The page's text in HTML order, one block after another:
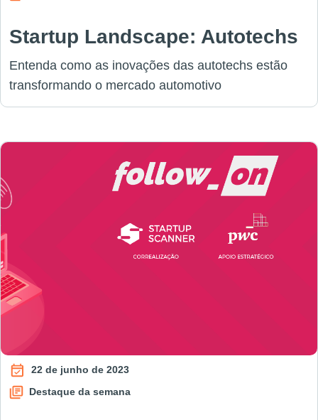
Startup Landscape: Autotechs
Entenda como as inovações das autotechs estão
transformando o mercado automotivo
22 de junho de 2023
Destaque da semana